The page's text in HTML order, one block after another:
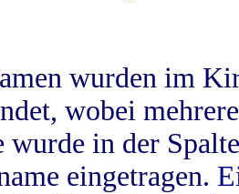
wurden im
wobei
wurde in der
eingetragen.